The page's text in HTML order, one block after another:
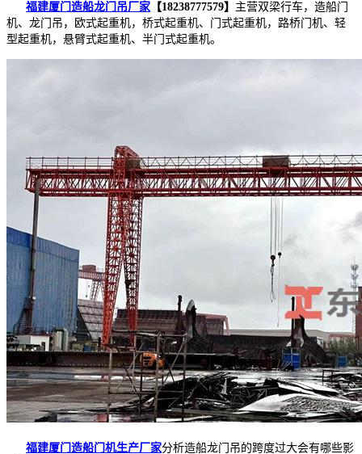
福建厦门造船龙门吊厂家 【18238777579】 主营双梁行车，造船门
机、龙门吊，欧式起重机，桥式起重机、门式起重机，路桥门机、轻
型起重机，悬臂式起重机、半门式起重机。
福建厦门造船门机生产厂家分析造船龙门吊的跨度过大会有哪些影